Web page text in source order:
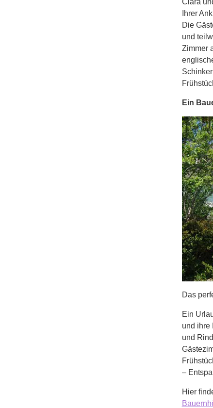
Ihrer
Die
und
Zimmer
Ein
Das
Ein
und ihre
und
–
Hier